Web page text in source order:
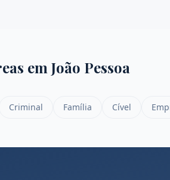
em João Pessoa
Criminal Família Cível